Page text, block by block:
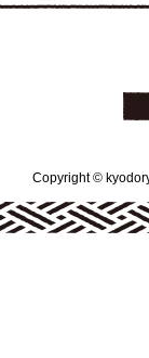
Copyright ©